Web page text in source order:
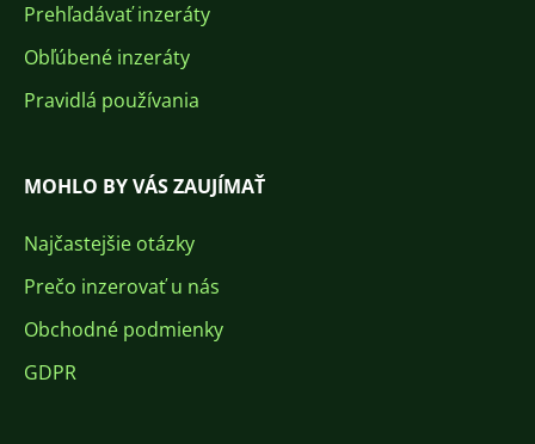
Prehľadávať inzeráty
Obľúbené inzeráty
Pravidlá používania
MOHLO BY VÁS ZAUJÍMAŤ
Najčastejšie otázky
Prečo inzerovať u nás
Obchodné podmienky
GDPR